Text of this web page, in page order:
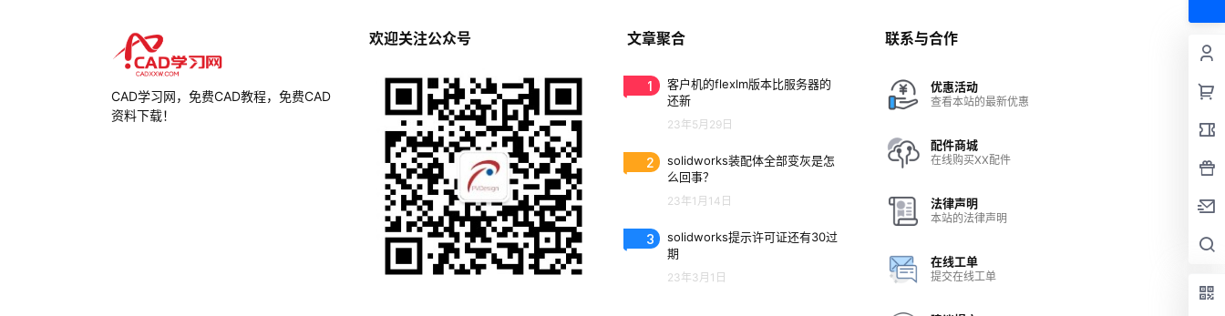
CAD学习网，免费CAD教程，免费CAD
资料下载！
欢迎关注公众号 文章聚合
1
客户机的flexlm版本比服务器的
还新
23年5月29日
2
solidworks装配体全部变灰是怎
么回事？
23年1月14日
3
solidworks提示许可证还有30过
期
23年3月1日
联系与合作
优惠活动
查看本站的最新优惠
配件商城
在线购买XX配件
法律声明
本站的法律声明
在线工单
提交在线工单